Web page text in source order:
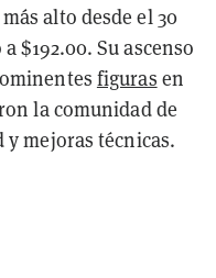
alto desde el 30
$192.00. Su ascenso
figuras en
la comunidad de
y mejoras técnicas.